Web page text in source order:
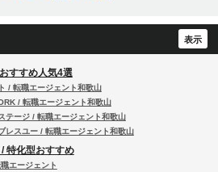
すすめ人気4選
/ 転職エージェント和歌山
/ 転職エージェント和歌山
テージ / 転職エージェント和歌山
レスユー / 転職エージェント和歌山
特化型おすすめ
エージェント